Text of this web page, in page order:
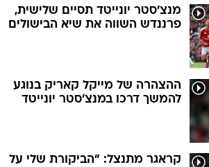
מנצ'סטר יונייטד תסיים שלישית,
פרננדש השווה את שיא הבישולים
ההצהרה של מייקל קאריק בנוגע
להמשך דרכו במנצ'סטר יונייטד
קראגר מתנצל: "הביקורת שלי על